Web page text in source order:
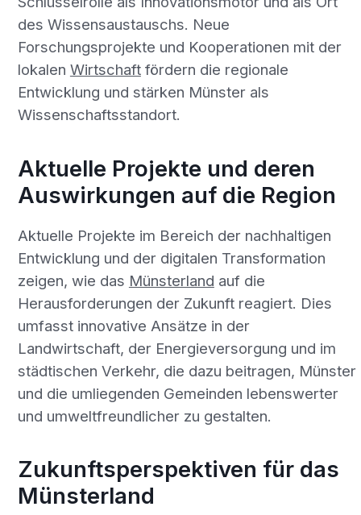
des Wissensaustauschs. Neue
Forschungsprojekte und Kooperationen mit der
lokalen Wirtschaftfördern die regionale
Entwicklung und stärken Münster als
Wissenschaftsstandort.
Aktuelle Projekte und deren
Auswirkungen auf die Region
Aktuelle Projekte im Bereich der nachhaltigen
Entwicklung und der digitalen Transformation
zeigen, wie das Münsterland auf die
Herausforderungen der Zukunft reagiert. Dies
umfasst innovative Ansätze in der
Landwirtschaft, der Energieversorgung und im
städtischen Verkehr, die dazu beitragen, Münster
und die umliegenden Gemeinden lebenswerter
und umweltfreundlicher zu gestalten.
Zukunftsperspektiven für das
Münsterland